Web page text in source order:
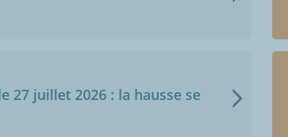
27 juillet 2026 : la hausse se